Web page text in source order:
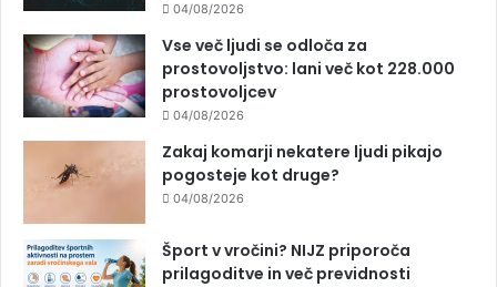
04/08/2026
Vse več ljudi se odloča za
prostovoljstvo: lani več kot 228.000
prostovoljcev
04/08/2026
Zakaj komarji nekatere ljudi pikajo
pogosteje kot druge?
04/08/2026
Šport v vročini? NIJZ priporoča
prilagoditve in več previdnosti